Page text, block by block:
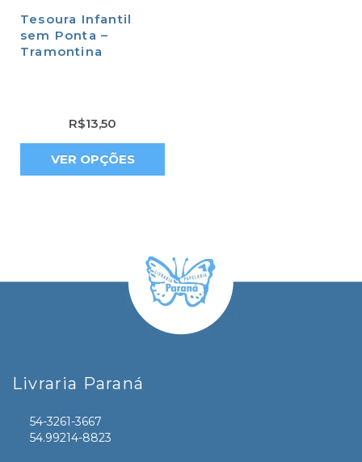
Tesoura Infantil
sem Ponta –
Tramontina
R$13,50
VER OPÇÕES
Livraria Paraná
54-3261-3667
54.99214-8823